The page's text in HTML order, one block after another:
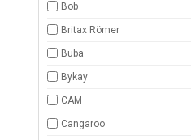
Bob
Britax Römer
Buba
Bykay
CAM
Cangaroo